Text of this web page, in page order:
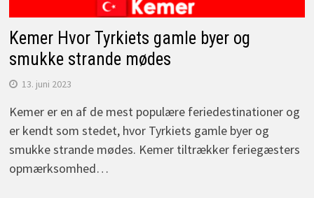
Kemer Hvor Tyrkiets gamle byer og
smukke strande mødes
13. juni 2023
Kemer er en af de mest populære feriedestinationer og
er kendt som stedet, hvor Tyrkiets gamle byer og
smukke strande mødes. Kemer tiltrækker feriegæsters
opmærksomhed…